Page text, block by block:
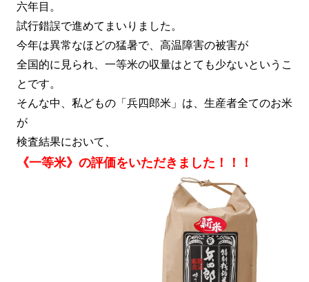
六年目。
試行錯誤で進めてまいりました。
今年は異常なほどの猛暑で、高温障害の被害が
全国的に見られ、一等米の収量はとても少ないというこ
とです。
そんな中、私どもの「兵四郎米」は、生産者全てのお米
が
検査結果において、
《一等米》の評価をいただきました！！！